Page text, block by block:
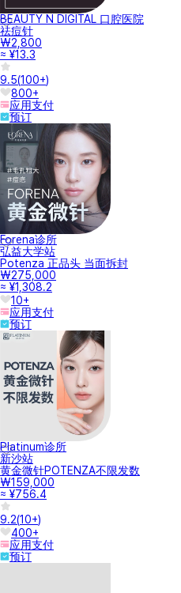
BEAUTY N DIGITAL 口腔医院
祛痘针
₩2,800
≈ ¥13.3
9.5(100+)
800+
应用支付
预订
Forena诊所
弘益大学站
Potenza 正品头 当面拆封
₩275,000
≈ ¥1,308.2
10+
应用支付
预订
Platinum诊所
新沙站
黄金微针POTENZA不限发数
₩159,000
≈ ¥756.4
9.2(10+)
400+
应用支付
预订